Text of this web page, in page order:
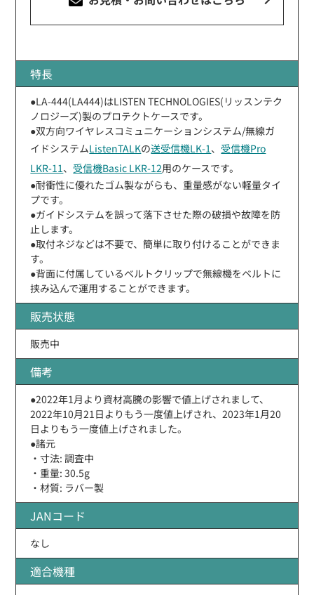
特長
●LA-444(LA444)はLISTEN TECHNOLOGIES(リッスンテク
ノロジーズ)製のプロテクトケースです。
●双方向ワイヤレスコミュニケーションシステム/無線ガ
イドシステムListenTALKの送受信機LK-1 、 受信機Pro
LKR-11 、 受信機Basic LKR-12用のケースです。
●耐衝性に優れたゴム製ながらも、重量感がない軽量タイ
プです。
●ガイドシステムを誤って落下させた際の破損や故障を防
止します。
●取付ネジなどは不要で、簡単に取り付けることができま
す。
●背面に付属しているベルトクリップで無線機をベルトに
挟み込んで運用することができます。
販売状態
販売中
備考
●2022年1月より資材高騰の影響で値上げされまして、
2022年10月21日よりもう一度値上げされ、2023年1月20
日よりもう一度値上げされました。
●諸元
・寸法: 調査中
・重量: 30.5g
・材質: ラバー製
JANコード
なし
適合機種